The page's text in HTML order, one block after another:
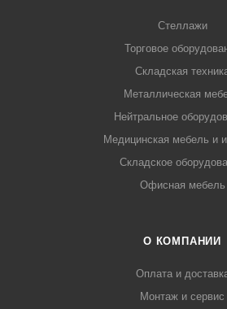
Стеллажи
Торговое
Складская
Металлическая
Нейтральное
Медицинская мебель и
Складское
Офисная мебель
О КОМПАНИИ
Оплата и
Монтаж и сервис